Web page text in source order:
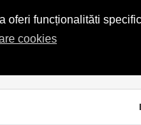
oferi funcționalităti
cookies
TELEFONICE: 0720.865.728